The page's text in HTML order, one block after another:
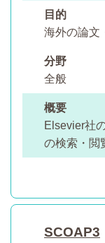
目的
海外の論文
分野
全般
概要
Elsevier社
の検索・閲
SCOAP3